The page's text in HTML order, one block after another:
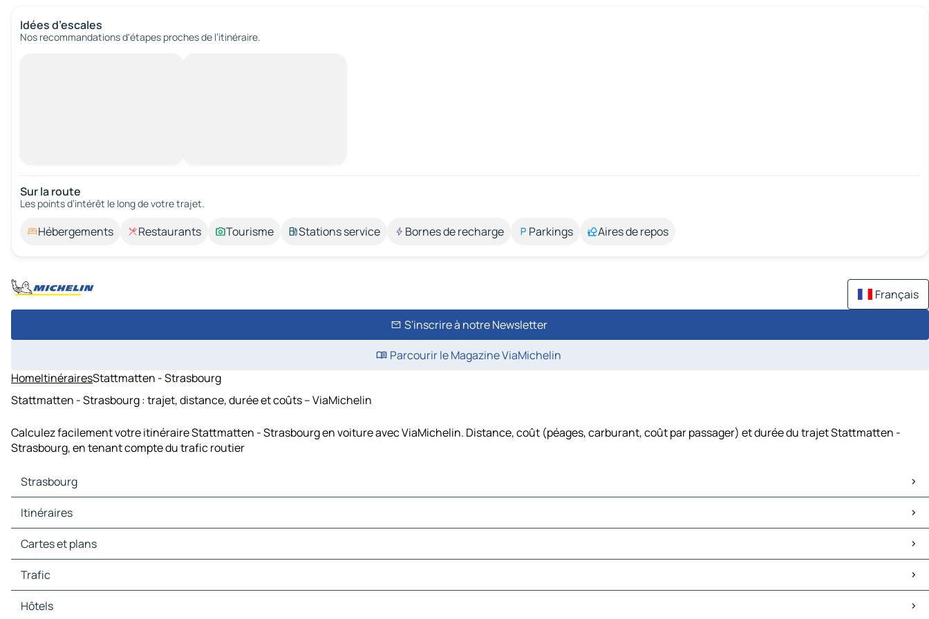
Idées d’escales
Nos recommandations d'étapes proches de l’itinéraire.
Sur la route
Les points d’intérêt le long de votre trajet.
Hébergements Restaurants Tourisme Stations service Bornes de recharge Parkings Aires de repos
Français
S'inscrire à notre Newsletter
Parcourir le Magazine ViaMichelin
HomeItinérairesStattmatten - Strasbourg
Stattmatten - Strasbourg : trajet, distance, durée et coûts – ViaMichelin
Calculez facilement votre itinéraire Stattmatten - Strasbourg en voiture avec ViaMichelin. Distance, coût (péages, carburant, coût par passager) et durée du trajet Stattmatten -
Strasbourg, en tenant compte du trafic routier
Strasbourg
Strasbourg Cartes et plans
Strasbourg Trafic
Strasbourg Hôtels
Strasbourg Restaurants
Strasbourg Stations-service
Itinéraires
Itinéraires Strasbourg - Stuttgart
Itinéraires Strasbourg - Luxembourg
Itinéraires Strasbourg - Francfort-sur-le-Main
Itinéraires Strasbourg - Berne
Itinéraires Strasbourg - Karlsruhe
Itinéraires Strasbourg - Sarrebruck
Cartes et plans
Cartes et plans Stuttgart
Cartes et plans Luxembourg
Cartes et plans Francfort-sur-le-Main
Cartes et plans Berne
Trafic
Trafic Stuttgart
Trafic Luxembourg
Hôtels